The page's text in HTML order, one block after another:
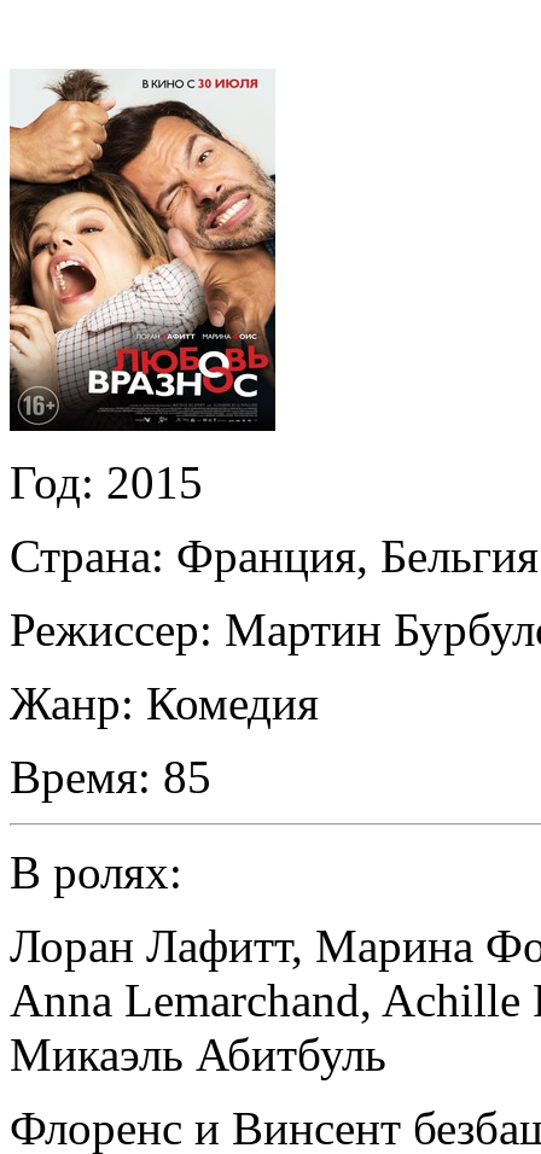
Год: 2015
Страна: Франция, Бельгия
Режиссер: Мартин
Жанр: Комедия
Время: 85
В ролях:
Лоран Лафитт, Марина
Anna Lemarchand, Achille
Микаэль Абитбуль
Флоренс и Винсент